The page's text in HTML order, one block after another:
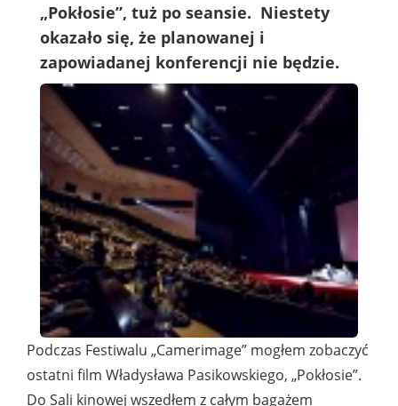
„Pokłosie”, tuż po seansie. Niestety
okazało się, że planowanej i
zapowiadanej konferencji nie będzie.
Podczas Festiwalu „Camerimage” mogłem zobaczyć
ostatni film Władysława Pasikowskiego, „Pokłosie”.
Do Sali kinowej wszedłem z całym bagażem